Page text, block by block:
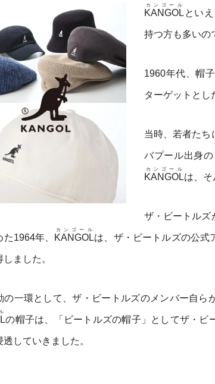
KANGOL
カンゴール
とい
持つ方も多いの
1960年代、帽
ターゲットとし
当時、若者たち
バプール出身
KANGOL
カンゴール
は、そ
ザ・ビートルズ
1964年、 KANGOL
カンゴール
は、ザ・ビートルズの公式
ました。
の一環として、ザ・ビートルズのメンバー自ら
の帽子は、「ビートルズの帽子」としてザ・
していきました。